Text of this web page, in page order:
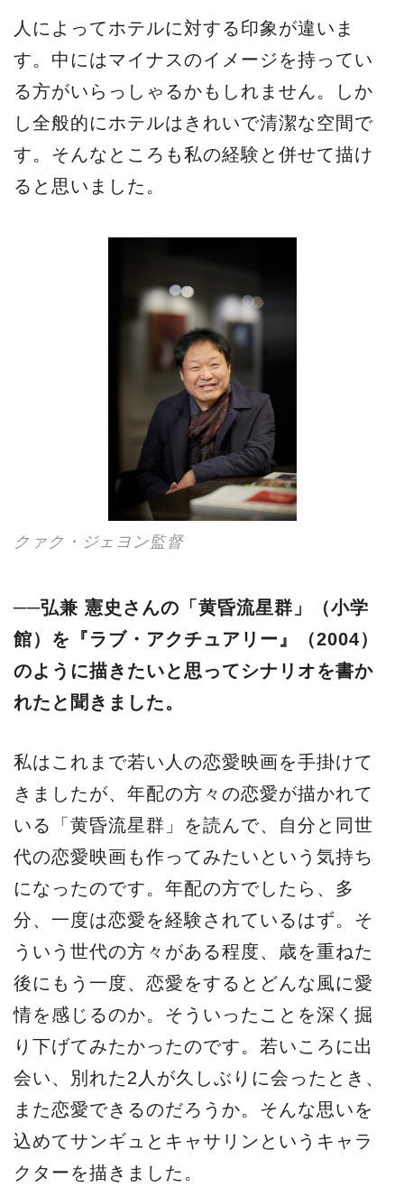
人によってホテルに対する印象が違いま
す。中にはマイナスのイメージを持ってい
る方がいらっしゃるかもしれません。しか
し全般的にホテルはきれいで清潔な空間で
す。そんなところも私の経験と併せて描け
ると思いました。
クァク・ジェヨン監督
──弘兼 憲史さんの「黄昏流星群」（小学
館）を『ラブ・アクチュアリー』（2004）
のように描きたいと思ってシナリオを書か
れたと聞きました。
私はこれまで若い人の恋愛映画を手掛けて
きましたが、年配の方々の恋愛が描かれて
いる「黄昏流星群」を読んで、自分と同世
代の恋愛映画も作ってみたいという気持ち
になったのです。年配の方でしたら、多
分、一度は恋愛を経験されているはず。そ
ういう世代の方々がある程度、歳を重ねた
後にもう一度、恋愛をするとどんな風に愛
情を感じるのか。そういったことを深く掘
り下げてみたかったのです。若いころに出
会い、別れた2人が久しぶりに会ったとき、
また恋愛できるのだろうか。そんな思いを
込めてサンギュとキャサリンというキャラ
クターを描きました。